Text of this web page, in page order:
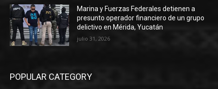
Marina y Fuerzas Federales detienen a
presunto operador financiero de un grupo
delictivo en Mérida, Yucatán
julio 31, 2026
POPULAR CATEGORY